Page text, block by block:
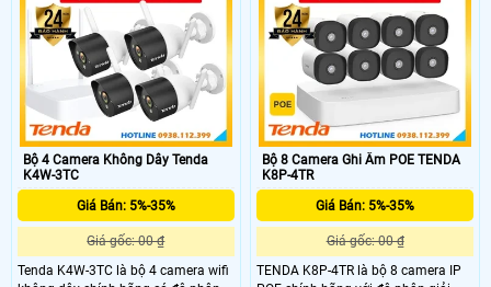
được thiết kế đạt chuẩn chống nước
IP67, phù hợp lắp đặt trong nhiều
điều kiện môi trường khác nhau.
8 camera còn tích hợp micro và loa,
hỗ trợ đàm thoại hai chiều tiện lợi,
giám sát tập trung dễ dàng quan
sát được mọi lúc mọi nơi.
Bộ 4 Camera Không Dây Tenda
K4W-3TC
Giá Bán: 5%-35%
Giá gốc: 00 ₫
Tenda K4W-3TC là bộ 4 camera wifi
Bộ 8 Camera Ghi Âm POE TENDA
K8P-4TR
Giá Bán: 5%-35%
Giá gốc: 00 ₫
TENDA K8P-4TR là bộ 8 camera IP